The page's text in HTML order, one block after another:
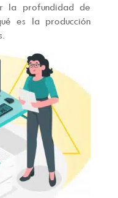
la profundidad de
es la producción